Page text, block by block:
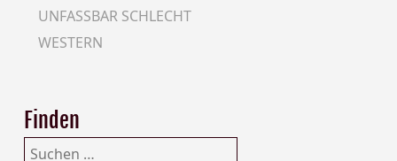
UNFASSBAR SCHLECHT
WESTERN
Finden
Suchen